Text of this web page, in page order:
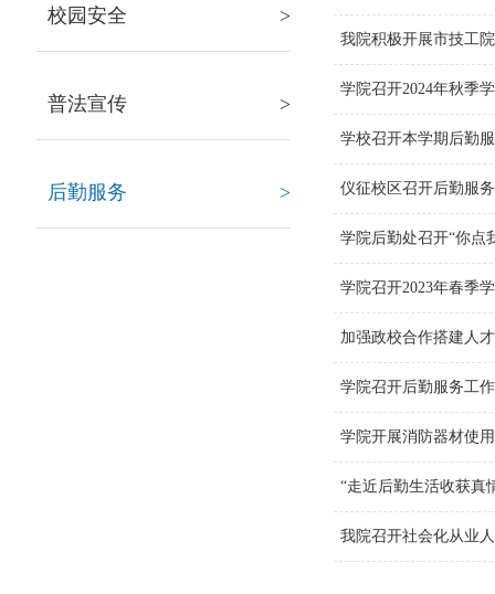
校园安全 >
普法宣传 >
后勤服务 >
我院积极开展市技工
学院召开2024年秋季
学校召开本学期后勤
仪征校区召开后勤服
学院后勤处召开“你点
学院召开2023年春季
加强政校合作搭建人
学院召开后勤服务工
学院开展消防器材使
“走近后勤生活收获
我院召开社会化从业